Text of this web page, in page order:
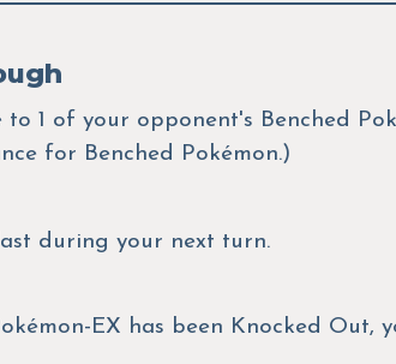
1 of your opponent's Benched
for Benched Pokémon.)
during your next turn.
EX has been Knocked Out,